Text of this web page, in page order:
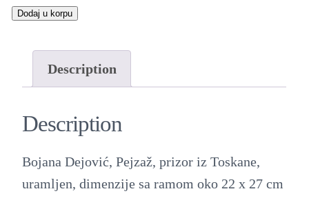
P
Dodaj u korpu
Description
Description
Bojana Dejović, Pejzaž, prizor iz Toskane,
uramljen, dimenzije sa ramom oko 22 x 27 cm